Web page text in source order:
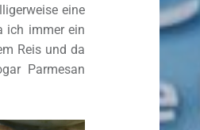
eine
ich immer ein
Reis und da
Parmesan